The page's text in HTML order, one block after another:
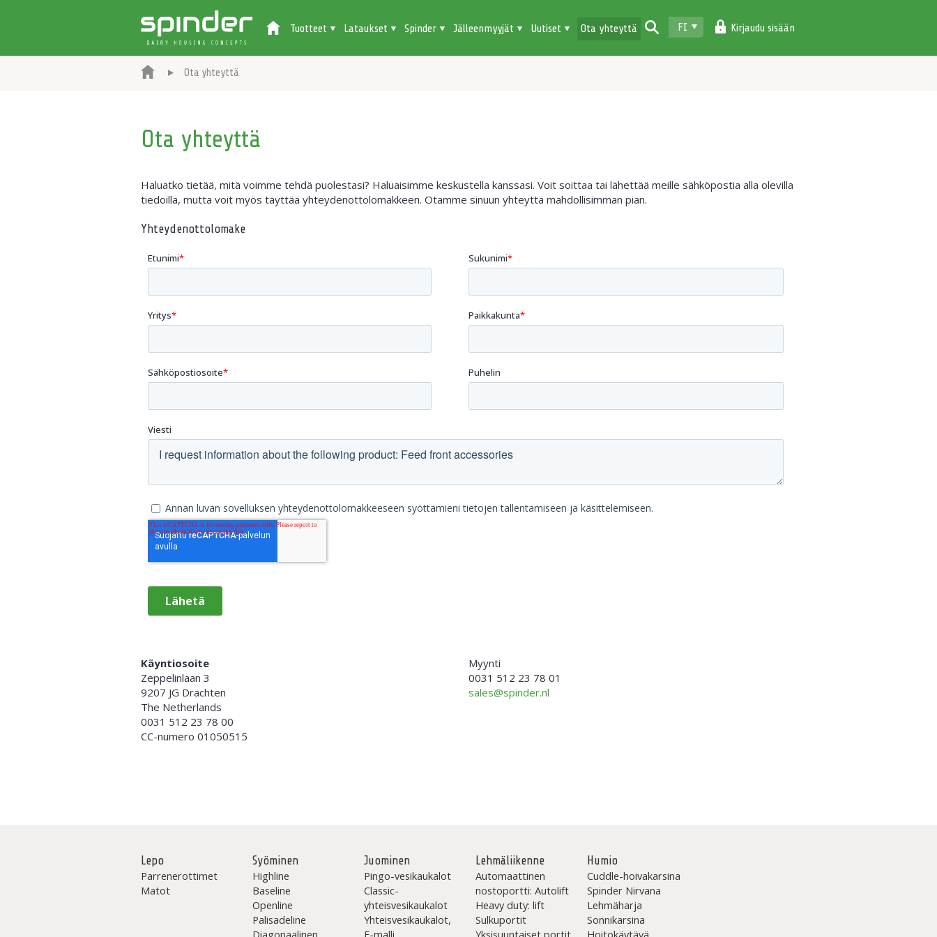
FI Kirjaudu sisään
Tuotteet Lataukset Spinder Jälleenmyyjät Uutiset Ota yhteyttä
Ota yhteyttä
Ota yhteyttä
Haluatko tietää, mitä voimme tehdä puolestasi? Haluaisimme keskustella kanssasi. Voit soittaa tai lähettää meille sähköpostia alla olevilla
tiedoilla, mutta voit myös täyttää yhteydenottolomakkeen. Otamme sinuun yhteyttä mahdollisimman pian.
Yhteydenottolomake
Käyntiosoite
Zeppelinlaan 3
9207 JG Drachten
The Netherlands
0031 512 23 78 00
CC-numero 01050515
Myynti
0031 512 23 78 01
sales@spinder.nl
Lepo
Parrenerottimet
Matot
Syöminen
Highline
Baseline
Openline
Palisadeline
Diagonaalinen
Juominen
Pingo-vesikaukalot
Classic-
yhteisvesikaukalot
Yhteisvesikaukalot,
F-malli
Lehmäliikenne
Automaattinen
nostoportti: Autolift
Heavy duty: lift
Sulkuportit
Yksisuuntaiset portit
Humio
Cuddle-hoivakarsina
Spinder Nirvana
Lehmäharja
Sonnikarsina
Hoitokäytävä